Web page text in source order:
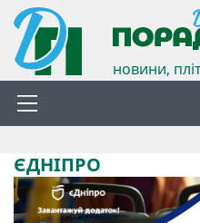
новини,
ЄДНІПРО